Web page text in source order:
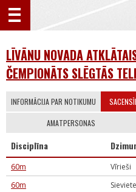
LĪVĀNU NOVADA
ČEMPIONĀTS SLĒGTĀS
INFORMĀCIJA PAR NOTIKUMU
AMATPERSONAS
Disciplīna
60m Vīrieši
60m